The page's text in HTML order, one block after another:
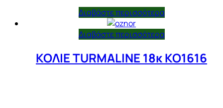
Διαβάστε περισσότερα
Διαβάστε περισσότερα
ΚΟΛΙΕ TURMALINE 18κ ΚΟ1616